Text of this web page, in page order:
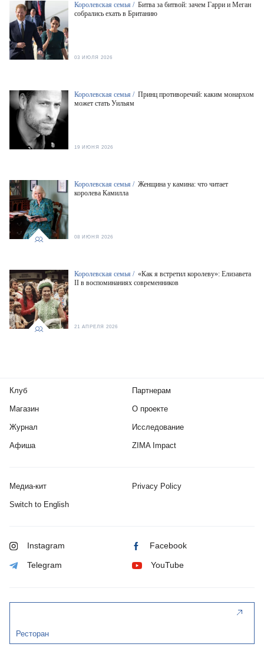
Королевская семья / Битва за битвой: зачем Гарри и Меган
собрались ехать в Британию
03 ИЮЛЯ 2026
Королевская семья / Принц противоречий: каким монархом
может стать Уильям
19 ИЮНЯ 2026
Королевская семья / Женщина у камина: что читает
королева Камилла
08 ИЮНЯ 2026
Королевская семья / «Как я встретил королеву»: Елизавета
II в воспоминаниях современников
21 АПРЕЛЯ 2026
Клуб
Магазин
Журнал
Афиша
Партнерам
О проекте
Исследование
ZIMA Impact
Медиа-кит Privacy Policy
Switch to English
Instagram Facebook
Telegram YouTube
Ресторан